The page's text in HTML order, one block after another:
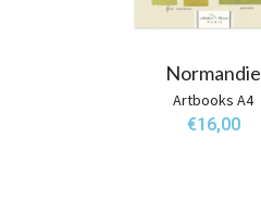
Normandie
Artbooks A4
€16,00